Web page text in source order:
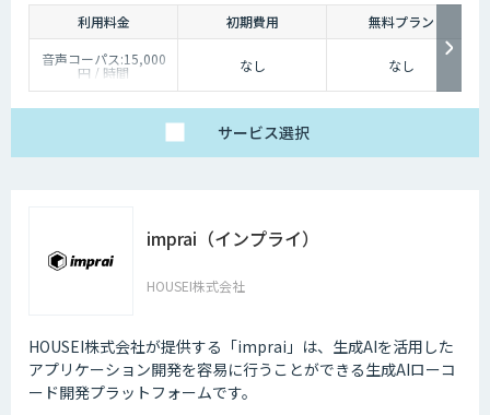
利用料金 初期費用
無料プラン
音声コーパス:15,000
円 / 時間
人物写真画像収集:300
なし なし
サービス選択
imprai（インプライ）
HOUSEI株式会社
HOUSEI株式会社が提供する「imprai」は、生成AIを活用した
アプリケーション開発を容易に行うことができる生成AIローコ
ード開発プラットフォームです。